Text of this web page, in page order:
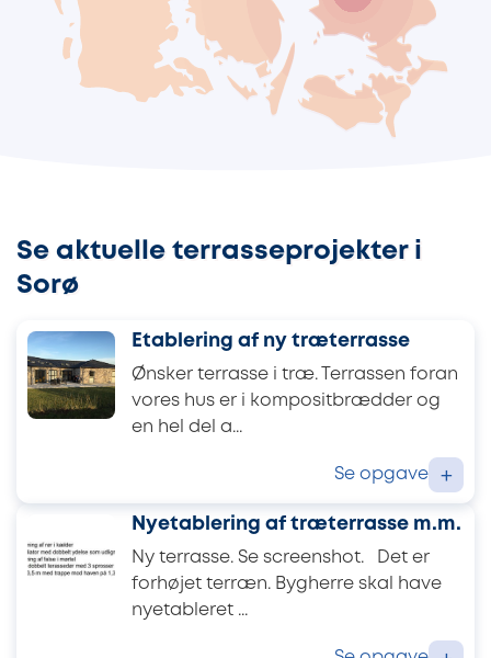
Se aktuelle terrasseprojekter i
Sorø
Etablering af ny træterrasse
Ønsker terrasse i træ. Terrassen foran
vores hus er i kompositbrædder og
en hel del a...
Se opgave +
Nyetablering af træterrasse m.m.
Ny terrasse. Se screenshot. Det er
forhøjet terræn. Bygherre skal have
nyetableret ...